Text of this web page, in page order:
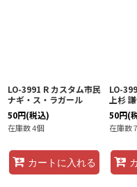
LO-3991 R カスタム市民
ナギ・ス・ラガール
50円(税込)
在庫数 4個
カートに入れる
LO-
上杉
50円(
在庫数